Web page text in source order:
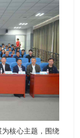
核心主题，围绕